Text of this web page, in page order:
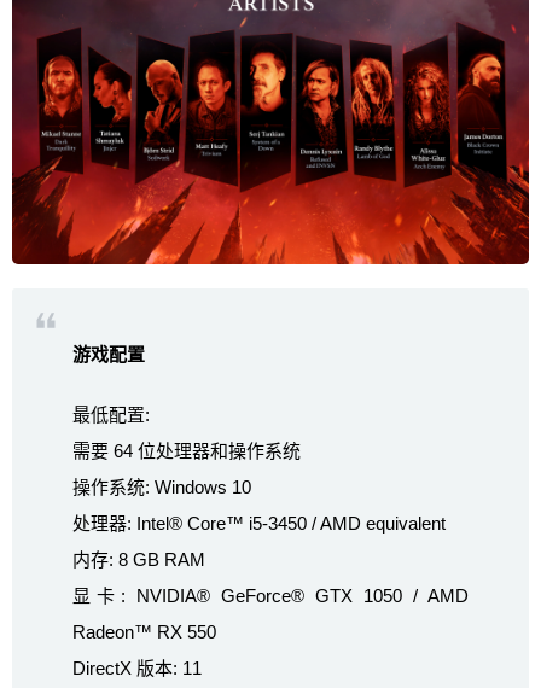
游戏配置
最低配置:
需要 64 位处理器和操作系统
操作系统: Windows 10
处理器: Intel® Core™ i5-3450 / AMD equivalent
内存: 8 GB RAM
显卡: NVIDIA® GeForce® GTX 1050 / AMD
Radeon™ RX 550
DirectX 版本: 11